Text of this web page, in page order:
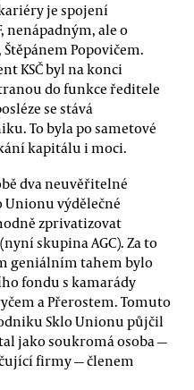
je spojení
nenápadným, ale o
Popovičem.
KSČ byl na konci
do funkce ředitele
se stává
To byla po sametové
kapitálu i moci.
dva neuvěřitelné
Unionu výdělečné
zprivatizovat
skupina AGC). Za to
geniálním tahem bylo
fondu s kamarády
a Přerostem. Tomuto
Sklo Unionu půjčil
jako soukromá osoba —
firmy — členem